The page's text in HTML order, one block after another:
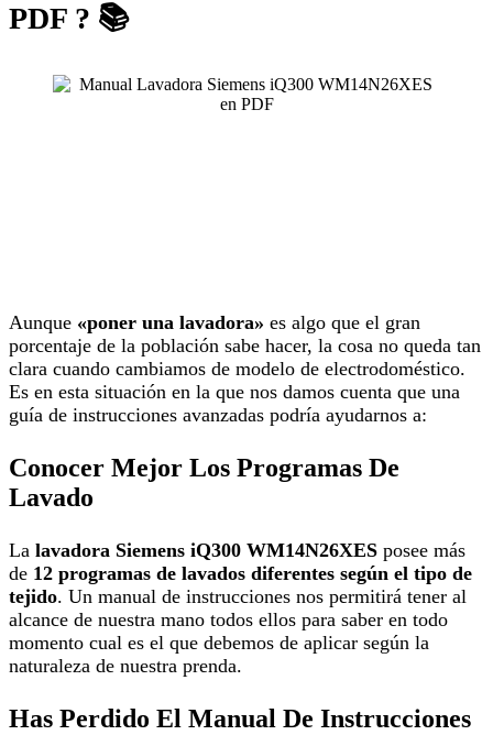
PDF ? 📚
Aunque «poner una lavadora» es algo que el gran
porcentaje de la población sabe hacer, la cosa no queda tan
clara cuando cambiamos de modelo de electrodoméstico.
Es en esta situación en la que nos damos cuenta que una
guía de instrucciones avanzadas podría ayudarnos a:
Conocer Mejor Los Programas De
Lavado
La lavadora Siemens iQ300 WM14N26XES posee más
de 12 programas de lavados diferentes según el tipo de
tejido. Un manual de instrucciones nos permitirá tener al
alcance de nuestra mano todos ellos para saber en todo
momento cual es el que debemos de aplicar según la
naturaleza de nuestra prenda.
Has Perdido El Manual De Instrucciones